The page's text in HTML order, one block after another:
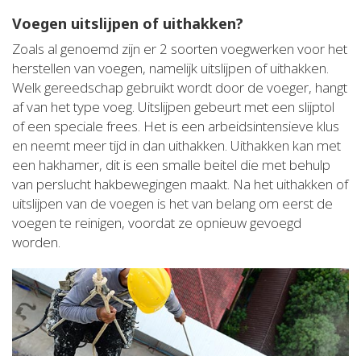
Voegen uitslijpen of uithakken?
Zoals al genoemd zijn er 2 soorten voegwerken voor het
herstellen van voegen, namelijk uitslijpen of uithakken.
Welk gereedschap gebruikt wordt door de voeger, hangt
af van het type voeg. Uitslijpen gebeurt met een slijptol
of een speciale frees. Het is een arbeidsintensieve klus
en neemt meer tijd in dan uithakken. Uithakken kan met
een hakhamer, dit is een smalle beitel die met behulp
van perslucht hakbewegingen maakt. Na het uithakken of
uitslijpen van de voegen is het van belang om eerst de
voegen te reinigen, voordat ze opnieuw gevoegd
worden.